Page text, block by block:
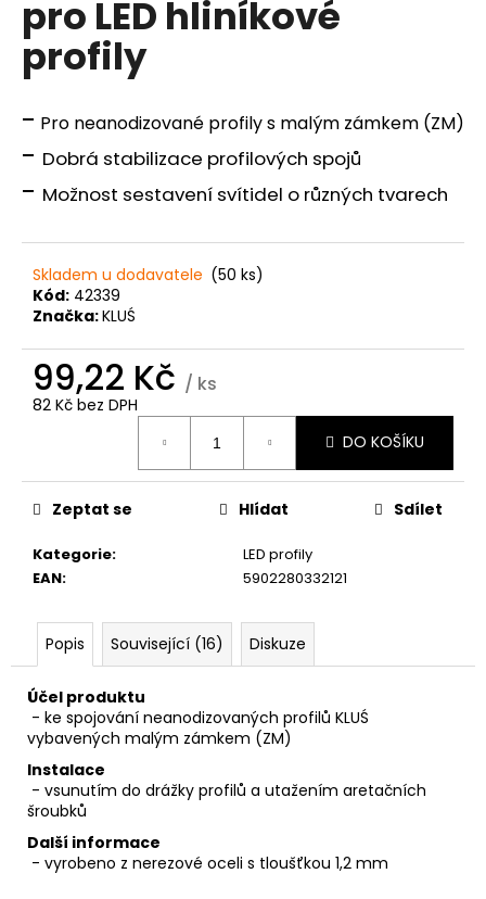
pro LED hliníkové
profily
- Pro neanodizované profily s malým zámkem (ZM)
- Dobrá stabilizace profilových spojů
- Možnost sestavení svítidel o různých tvarech
Skladem u dodavatele (50 ks)
Kód: 42339
Značka:KLUŚ
99,22 Kč / ks
82 Kč bez DPH
DO KOŠÍKU
Kategorie:
LED profily
EAN: 5902280332121
Zeptat se Hlídat Sdílet
Popis Související (16) Diskuze
Účel produktu
- ke spojování neanodizovaných profilů KLUŚ
vybavených malým zámkem (ZM)
Instalace
- vsunutím do drážky profilů a utažením aretačních
šroubků
Další informace
- vyrobeno z nerezové oceli s tloušťkou 1,2 mm
a
j
í
t
D
o
p
o
č
u
e
m